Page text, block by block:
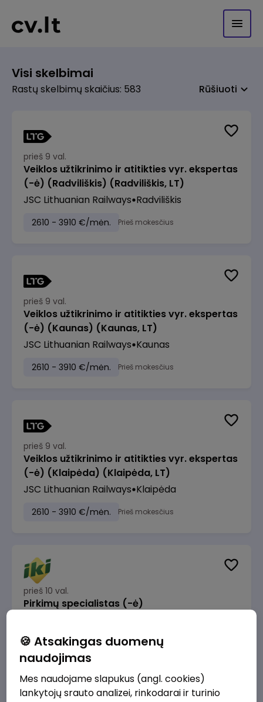
Visi skelbimai
Rastų skelbimų skaičius: 583 Rūšiuoti
prieš 9 val.
Veiklos užtikrinimo ir atitikties vyr. ekspertas
(-ė) (Radviliškis) (Radviliškis, LT)
JSC Lithuanian Railways Radviliškis
2610 - 3910 €/mėn. Prieš mokesčius
prieš 9 val.
Veiklos užtikrinimo ir atitikties vyr. ekspertas
(-ė) (Kaunas) (Kaunas, LT)
JSC Lithuanian Railways Kaunas
2610 - 3910 €/mėn. Prieš mokesčius
prieš 9 val.
Veiklos užtikrinimo ir atitikties vyr. ekspertas
(-ė) (Klaipėda) (Klaipėda, LT)
JSC Lithuanian Railways Klaipėda
2610 - 3910 €/mėn. Prieš mokesčius
prieš 10 val.
Pirkimų specialistas (-ė)
1600 - 1900 €/mėn. Prieš mokesčius
🍪 Atsakingas duomenų
naudojimas
Mes naudojame slapukus (angl. cookies)
lankytojų srauto analizei, rinkodarai ir turinio